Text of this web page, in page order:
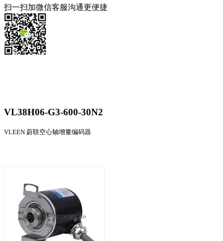
扫一扫加微信客服沟通更便捷
VL38H06-G3-600-30N2
VLEEN 蔚联空心轴增量编码器